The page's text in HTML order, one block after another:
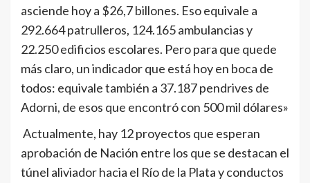
asciende hoy a $26,7 billones. Eso equivale a
292.664 patrulleros, 124.165 ambulancias y
22.250 edificios escolares. Pero para que quede
más claro, un indicador que está hoy en boca de
todos: equivale también a 37.187 pendrives de
Adorni, de esos que encontró con 500 mil dólares»
Actualmente, hay 12 proyectos que esperan
aprobación de Nación entre los que se destacan el
túnel aliviador hacia el Río de la Plata y conductos